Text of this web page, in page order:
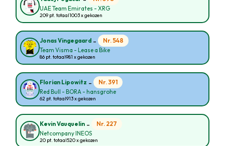
UAE Team Emirates - XRG
209 pt. totaal1003 x gekozen
Jonas Vingegaard - Nr. 548
Team Visma - Lease a Bike
86 pt. totaal981 x gekozen
Florian Lipowitz - Nr. 391
Red Bull - BORA - hansgrohe
62 pt. totaal913 x gekozen
Kevin Vauquelin - Nr. 227
Netcompany INEOS
20 pt. totaal520 x gekozen